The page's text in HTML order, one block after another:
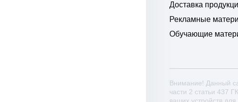
Доставка
Рекламные
Обучающие
Внимание! Данный
части 2 статьи 437